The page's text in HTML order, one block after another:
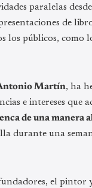
paralelas
de
los públicos,
Martín, ha
e intereses
de una manera
durante una
el pintor